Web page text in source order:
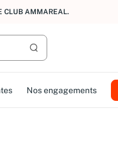
CLUB AMMAREAL.
Lancer la recherche
Nos engagements